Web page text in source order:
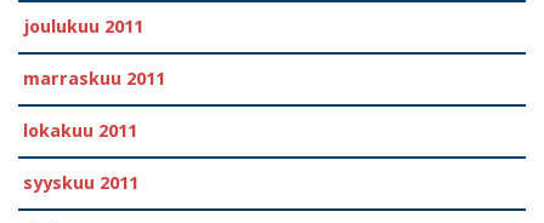
joulukuu 2011
marraskuu 2011
lokakuu 2011
syyskuu 2011